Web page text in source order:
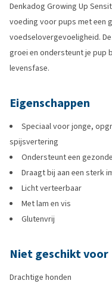
Denkadog Growing Up
voeding voor pups met een
voedselovergevoeligheid.
groei en ondersteunt je pup
levensfase.
Eigenschappen
Speciaal voor jonge,
spijsvertering
Ondersteunt een
Draagt bij aan een sterk
Licht verteerbaar
Met lam en vis
Glutenvrij
Niet geschikt voor
Drachtige honden